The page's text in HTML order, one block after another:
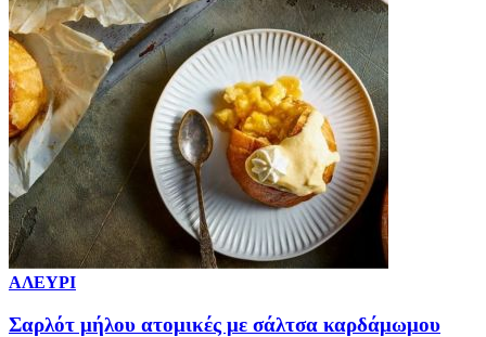
ΑΛΕΥΡΙ
Σαρλότ μήλου ατομικές με σάλτσα καρδάμωμου